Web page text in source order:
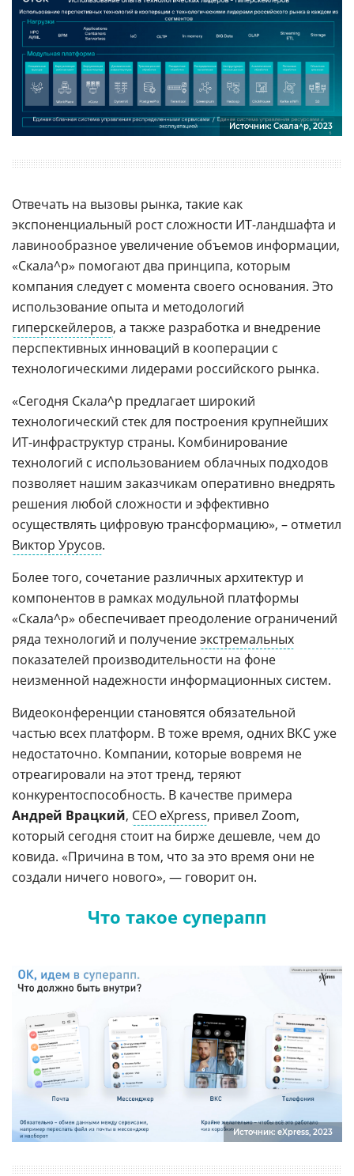
Источник: Скала^р, 2023
Отвечать на вызовы рынка, такие как
экспоненциальный рост сложности ИТ-ландшафта и
лавинообразное увеличение объемов информации,
«Скала^р» помогают два принципа, которым
компания следует с момента своего основания. Это
использование опыта и методологий
гиперскейлеров, а также разработка и внедрение
перспективных инноваций в кооперации с
технологическими лидерами российского рынка.
«Сегодня Скала^р предлагает широкий
технологический стек для построения крупнейших
ИТ-инфраструктур страны. Комбинирование
технологий с использованием облачных подходов
позволяет нашим заказчикам оперативно внедрять
решения любой сложности и эффективно
осуществлять цифровую трансформацию», – отметил
Виктор Урусов.
Более того, сочетание различных архитектур и
компонентов в рамках модульной платформы
«Скала^р» обеспечивает преодоление ограничений
ряда технологий и получениеэкстремальных
показателей производительности на фоне
неизменной надежности информационных систем.
Видеоконференции становятся обязательной
частью всех платформ. В тоже время, одних ВКС уже
недостаточно. Компании, которые вовремя не
отреагировали на этот тренд, теряют
конкурентоспособность. В качестве примера
Андрей Врацкий, CEO eXpress, привел Zoom,
который сегодня стоит на бирже дешевле, чем до
ковида. «Причина в том, что за это время они не
создали ничего нового», — говорит он.
Что такое суперапп
Источник: eXpress, 2023